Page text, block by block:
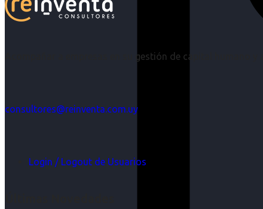
Acompañar a empresas en su gestión de capital humano
consultores@reinventa.com.uy
Login / Logout de Usuarios